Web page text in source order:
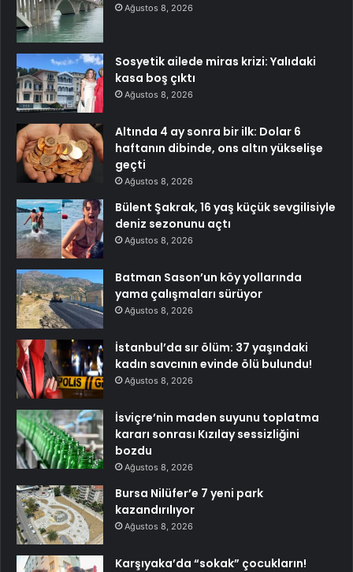
Ağustos 8, 2026
Sosyetik ailede miras krizi: Yalıdaki
kasa boş çıktı
Ağustos 8, 2026
Altında 4 ay sonra bir ilk: Dolar 6
haftanın dibinde, ons altın yükselişe
geçti
Ağustos 8, 2026
Bülent Şakrak, 16 yaş küçük sevgilisiyle
deniz sezonunu açtı
Ağustos 8, 2026
Batman Sason’un köy yollarında
yama çalışmaları sürüyor
Ağustos 8, 2026
İstanbul’da sır ölüm: 37 yaşındaki
kadın savcının evinde ölü bulundu!
Ağustos 8, 2026
İsviçre’nin maden suyunu toplatma
kararı sonrası Kızılay sessizliğini
bozdu
Ağustos 8, 2026
Bursa Nilüfer’e 7 yeni park
kazandırılıyor
Ağustos 8, 2026
Karşıyaka’da “sokak” çocukların!